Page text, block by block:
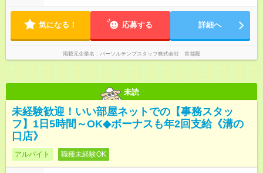
気になる！ 応募する 詳細へ
掲載元企業名 パーソルテンプスタッフ株式会社 首都圏
未読
未経験歓迎！いい部屋ネットでの【事務スタッ
フ】1日5時間～OK◆ボーナスも年2回支給《溝の
口店》
アルバイト 職種未経験OK